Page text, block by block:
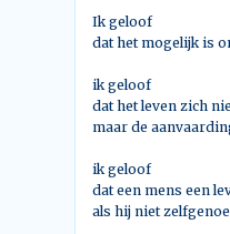
Ik geloof
dat het mogelijk is
ik geloof
dat het leven zich
maar de
ik geloof
dat een mens een
als hij niet